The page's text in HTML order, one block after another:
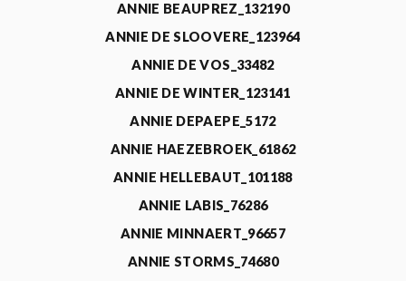
ANNIE BEAUPREZ_132190
ANNIE DE SLOOVERE_123964
ANNIE DE VOS_33482
ANNIE DE WINTER_123141
ANNIE DEPAEPE_5172
ANNIE HAEZEBROEK_61862
ANNIE HELLEBAUT_101188
ANNIE LABIS_76286
ANNIE MINNAERT_96657
ANNIE STORMS_74680